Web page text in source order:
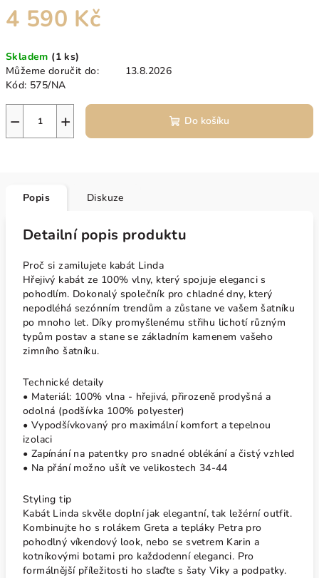
4 590 Kč
cena:
Skladem (1 ks)
Můžeme doručit do:
13.8.2026
Kód: 575/NA
+
− Do košíku
Popis Diskuze
Detailní popis produktu
Proč si zamilujete kabát Linda
Hřejivý kabát ze 100% vlny, který spojuje eleganci s
pohodlím. Dokonalý společník pro chladné dny, který
nepodléhá sezónním trendům a zůstane ve vašem šatníku
po mnoho let. Díky promyšlenému střihu lichotí různým
typům postav a stane se základním kamenem vašeho
zimního šatníku.
Technické detaily
• Materiál: 100% vlna - hřejivá, přirozeně prodyšná a
odolná (podšívka 100% polyester)
• Vypodšívkovaný pro maximální komfort a tepelnou
izolaci
• Zapínání na patentky pro snadné oblékání a čistý vzhled
• Na přání možno ušít ve velikostech 34-44
Styling tip
Kabát Linda skvěle doplní jak elegantní, tak ležérní outfit.
Kombinujte ho s rolákem Greta a tepláky Petra pro
pohodlný víkendový look, nebo se svetrem Karin a
kotníkovými botami pro každodenní eleganci. Pro
formálnější příležitosti ho slaďte s šaty Viky a podpatky.